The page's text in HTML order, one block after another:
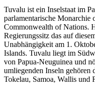
Tuvalu ist ein Inselstaat im
parlamentarische Monarchie
Commonwealth of Nations.
Regierungssitz das auf
Unabhängigkeit am 1.
Islands. Tuvalu liegt im
von Papua-Neuguinea und
umliegenden Inseln
Tokelau, Samoa, Wallis und